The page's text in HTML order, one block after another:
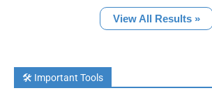
View All Results »
🛠️ Important Tools